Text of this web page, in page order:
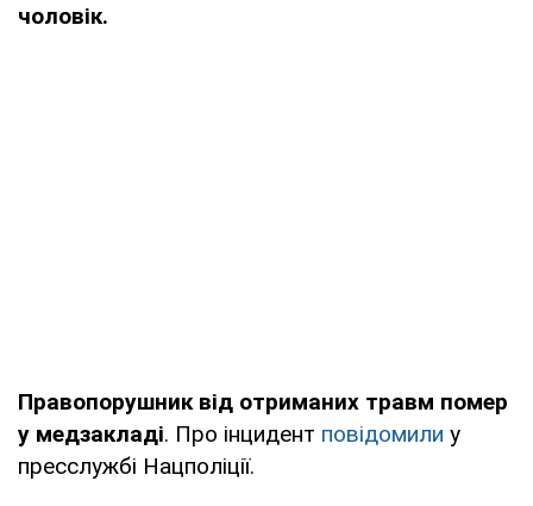
чоловік.
Правопорушник від отриманих травм помер
у медзакладі. Про інцидент повідомили у
пресслужбі Нацполіції.